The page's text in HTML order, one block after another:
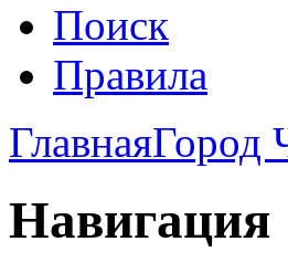
Поиск
Правила
ГлавнаяГород
Навигация